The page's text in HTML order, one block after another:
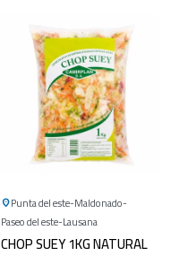
Punta del este Maldonado
Paseo del este Lausana
CHOP SUEY 1KG NATURAL